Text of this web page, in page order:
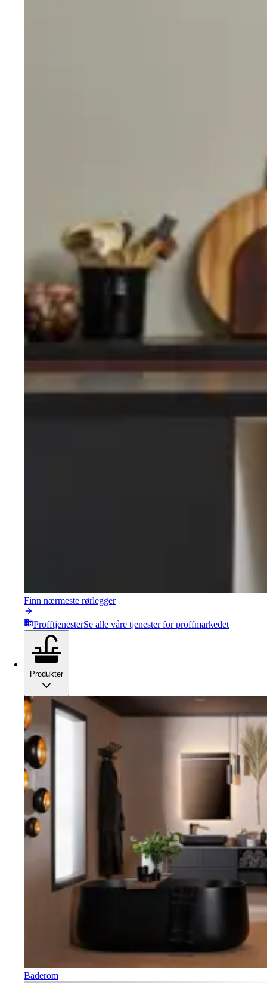
Finn nærmeste rørlegger
ProfftjenesterSe alle våre tjenester for proffmarkedet
Produkter
Baderom